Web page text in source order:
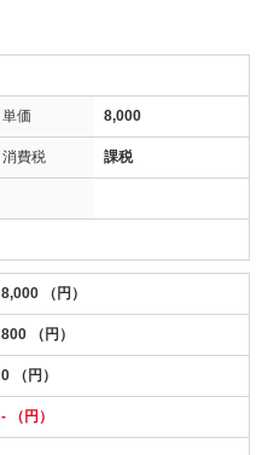
単価 8,000
消費税 課税
8,000 （円）
800 （円）
0 （円）
- （円）